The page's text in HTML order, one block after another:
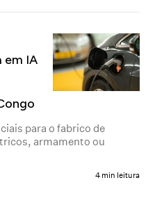
em IA
para o fabrico de
armamento ou
4 min leitura